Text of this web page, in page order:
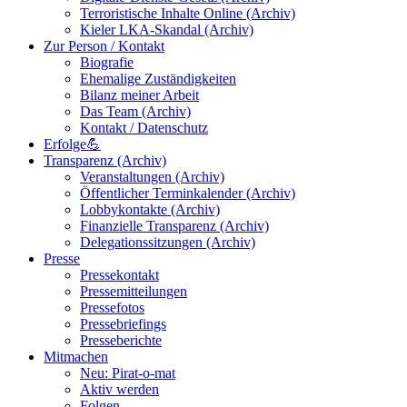
Terroristische Inhalte Online (Archiv)
Kieler LKA-Skandal (Archiv)
Zur Person / Kontakt
Biografie
Ehemalige Zuständigkeiten
Bilanz meiner Arbeit
Das Team (Archiv)
Kontakt / Datenschutz
Erfolge💪
Transparenz (Archiv)
Veranstaltungen (Archiv)
Öffentlicher Terminkalender (Archiv)
Lobbykontakte (Archiv)
Finanzielle Transparenz (Archiv)
Delegationssitzungen (Archiv)
Presse
Pressekontakt
Pressemitteilungen
Pressefotos
Pressebriefings
Presseberichte
Mitmachen
Neu: Pirat-o-mat
Aktiv werden